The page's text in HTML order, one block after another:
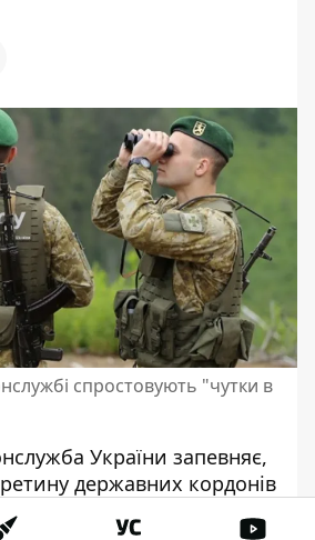
спростовують "чутки в
України запевняє,
державних кордонів
третьої групи не